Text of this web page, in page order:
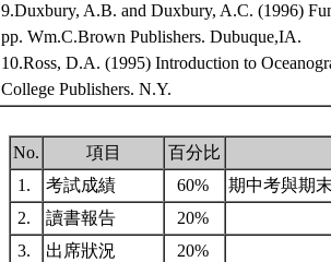
9.Duxbury, A.B. and Duxbury, A.C. (1996)
pp. Wm.C.Brown Publishers. Dubuque,IA.
10.Ross, D.A. (1995) Introduction to
College Publishers. N.Y.
No. 項目 百分比
1.
考試成績 60%
期中考與期
2.
讀書報告
20%
3.
出席狀況
20%